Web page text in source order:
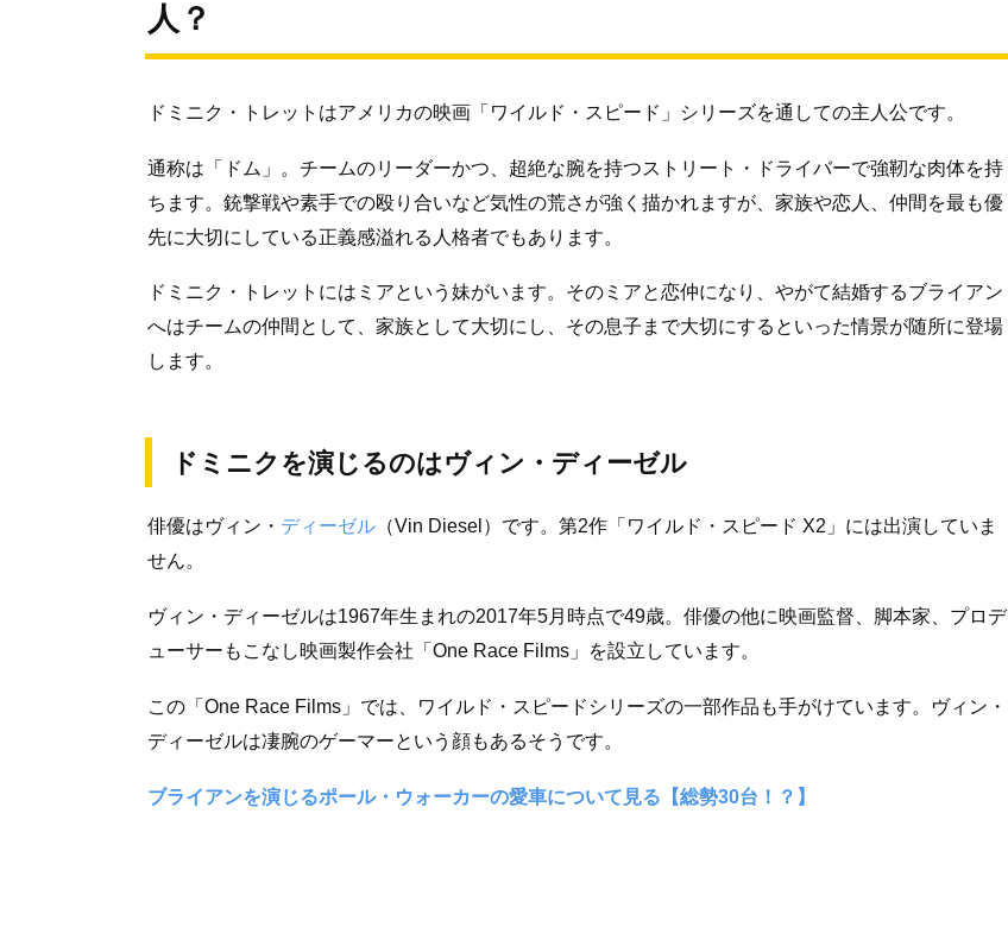
人？
ドミニク・トレットはアメリカの映画「ワイルド・スピード」シリーズを通しての主人公です。
通称は「ドム」。チームのリーダーかつ、超絶な腕を持つストリート・ドライバーで強靭な肉体を持
ちます。銃撃戦や素手での殴り合いなど気性の荒さが強く描かれますが、家族や恋人、仲間を最も優
先に大切にしている正義感溢れる人格者でもあります。
ドミニク・トレットにはミアという妹がいます。そのミアと恋仲になり、やがて結婚するブライアン
へはチームの仲間として、家族として大切にし、その息子まで大切にするといった情景が随所に登場
します。
ドミニクを演じるのはヴィン・ディーゼル
俳優はヴィン・ ディーゼル （Vin Diesel）です。第2作「ワイルド・スピード X2」には出演していま
せん。
ヴィン・ディーゼルは1967年生まれの2017年5月時点で49歳。俳優の他に映画監督、脚本家、プロデ
ューサーもこなし映画製作会社「One Race Films」を設立しています。
この「One Race Films」では、ワイルド・スピードシリーズの一部作品も手がけています。ヴィン・
ディーゼルは凄腕のゲーマーという顔もあるそうです。
ブライアンを演じるポール・ウォーカーの愛車について見る【総勢30台！？】